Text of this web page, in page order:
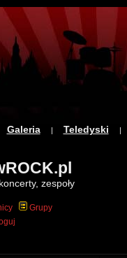
Galeria| Teledyski |
zespoły
Grupy